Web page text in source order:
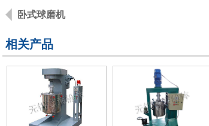
卧式球磨机
相关产品